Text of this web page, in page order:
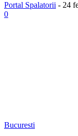
Portal Spalatorii - 24
0
Bucuresti